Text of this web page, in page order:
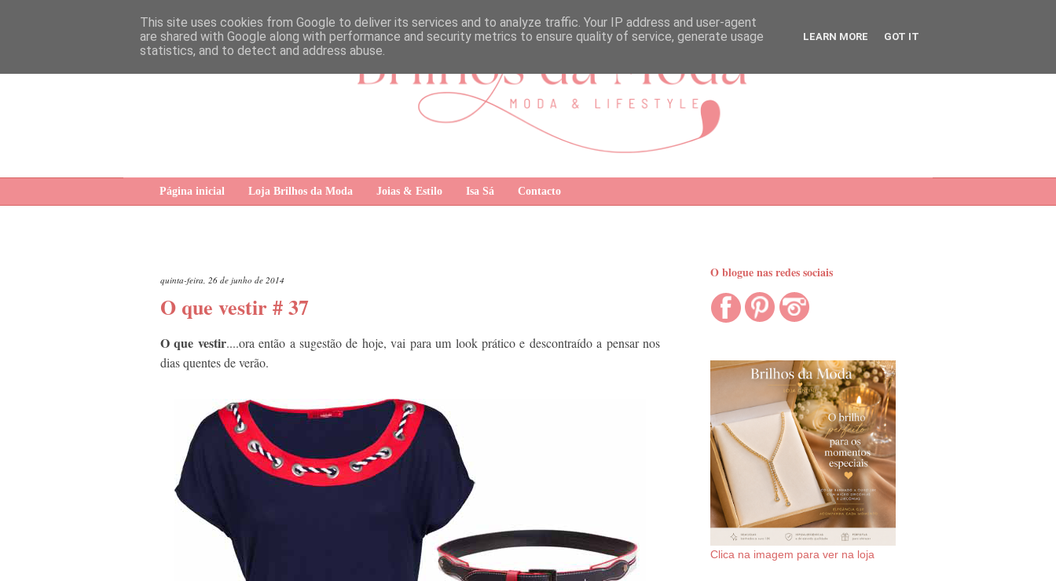
Página inicial Loja Brilhos da Moda Joias & Estilo Isa Sá Contacto
quinta-feira, 26 de junho de 2014
O que vestir # 37
O que vestir....ora então a sugestão de hoje, vai para um look prático e descontraído a pensar nos
dias quentes de verão.
O blogue nas redes sociais
Clica na imagem para ver na loja
This site uses cookies from Google to deliver its services and to analyze traffic. Your IP address and user-agent
are shared with Google along with performance and security metrics to ensure quality of service, generate usage
statistics, and to detect and address abuse.
LEARN MORE GOT IT